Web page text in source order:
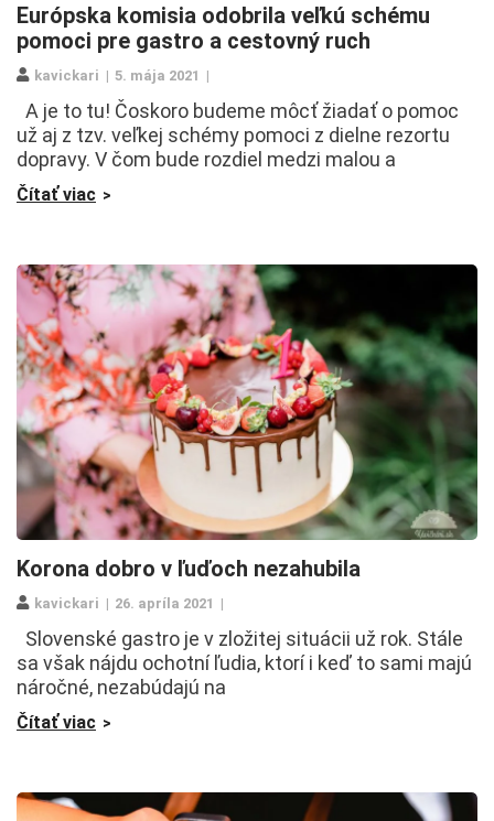
Európska komisia odobrila veľkú schému
pomoci pre gastro a cestovný ruch
kavickari 5. mája 2021
A je to tu! Čoskoro budeme môcť žiadať o pomoc
už aj z tzv. veľkej schémy pomoci z dielne rezortu
dopravy. V čom bude rozdiel medzi malou a
Čítať viac
Korona dobro v ľuďoch nezahubila
kavickari 26. apríla 2021
Slovenské gastro je v zložitej situácii už rok. Stále
sa však nájdu ochotní ľudia, ktorí i keď to sami majú
náročné, nezabúdajú na
Čítať viac